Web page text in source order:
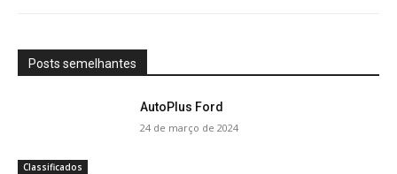
Posts semelhantes
Classificados
AutoPlus Ford
24 de março de 2024